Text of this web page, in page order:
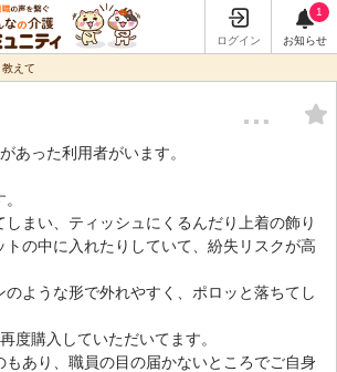
ログイン
1
お知らせ
教えて
…
あった利用者がいます。
しまい、ティッシュにくるんだり上着の飾り
の中に入れたりしていて、紛失リスクが高
ような形で外れやすく、ポロッと落ちてし
度購入していただいてます。
もあり、職員の目の届かないところでご自身